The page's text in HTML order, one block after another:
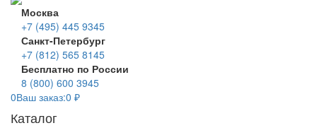
Москва
+7 (495) 445 9345
Санкт-Петербург
+7 (812) 565 8145
Бесплатно по России
8 (800) 600 3945
0Ваш заказ:0 ₽
Каталог